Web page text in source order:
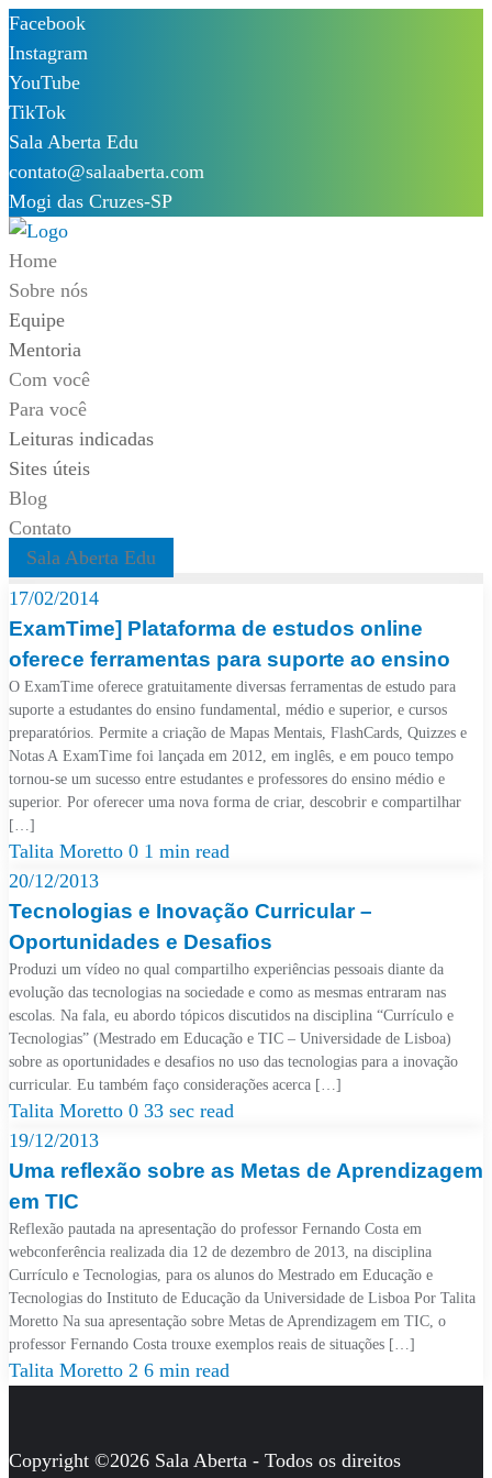
Skip
to
content
Facebook
Instagram
YouTube
TikTok
Sala Aberta Edu
contato@salaaberta.com
Mogi das Cruzes-SP
Home
Sobre nós
Equipe
Mentoria
Com você
Para você
Leituras indicadas
Sites úteis
Blog
Contato
Sala Aberta Edu
17/02/2014
ExamTime] Plataforma de estudos online
oferece ferramentas para suporte ao ensino
O ExamTime oferece gratuitamente diversas ferramentas de estudo para
suporte a estudantes do ensino fundamental, médio e superior, e cursos
preparatórios. Permite a criação de Mapas Mentais, FlashCards, Quizzes e
Notas A ExamTime foi lançada em 2012, em inglês, e em pouco tempo
tornou-se um sucesso entre estudantes e professores do ensino médio e
superior. Por oferecer uma nova forma de criar, descobrir e compartilhar
[…]
Talita Moretto 0 1 min read
20/12/2013
Tecnologias e Inovação Curricular –
Oportunidades e Desafios
Produzi um vídeo no qual compartilho experiências pessoais diante da
evolução das tecnologias na sociedade e como as mesmas entraram nas
escolas. Na fala, eu abordo tópicos discutidos na disciplina “Currículo e
Tecnologias” (Mestrado em Educação e TIC – Universidade de Lisboa)
sobre as oportunidades e desafios no uso das tecnologias para a inovação
curricular. Eu também faço considerações acerca […]
Talita Moretto 0 33 sec read
19/12/2013
Uma reflexão sobre as Metas de Aprendizagem
em TIC
Reflexão pautada na apresentação do professor Fernando Costa em
webconferência realizada dia 12 de dezembro de 2013, na disciplina
Currículo e Tecnologias, para os alunos do Mestrado em Educação e
Tecnologias do Instituto de Educação da Universidade de Lisboa Por Talita
Moretto Na sua apresentação sobre Metas de Aprendizagem em TIC, o
professor Fernando Costa trouxe exemplos reais de situações […]
Talita Moretto 2 6 min read
Copyright ©2026 Sala Aberta - Todos os direitos